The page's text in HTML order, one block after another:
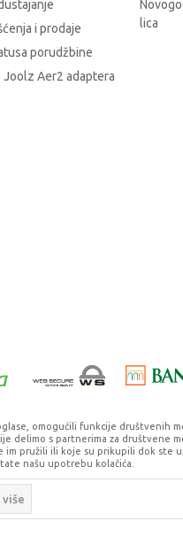
i prodaje
porudžbine
Joolz Aer2 adaptera
lica
garantovati da su svi podaci i
ponude, ali ne podrazumeva
NB SOFT
omogućili funkcije društvenih
delimo s partnerima za društvene
im pružili ili koje su prikupili dok ste
našu upotrebu kolačića.
više